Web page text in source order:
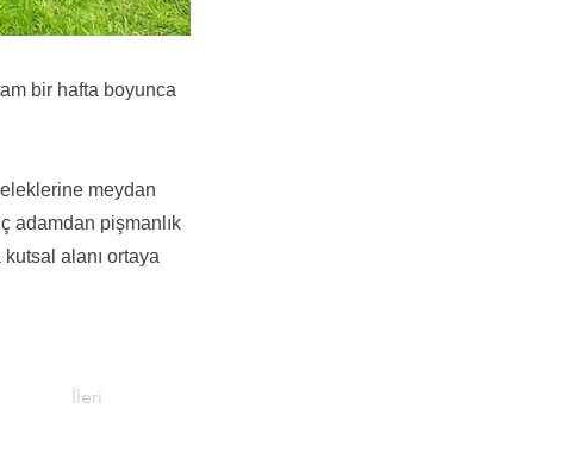
bir hafta boyunca
meydan
adamdan pişmanlık
kutsal alanı ortaya
İleri